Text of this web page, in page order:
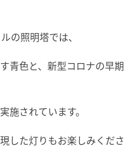
の照明塔では、
青色と、新型コロナの早期
施されています。
した灯りもお楽しみくださ